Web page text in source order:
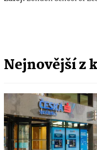
Nejnovější z